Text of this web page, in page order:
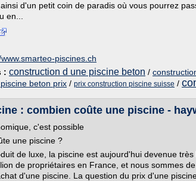
d'un petit coin de paradis où vous pourrez
en...
piscines.ch
: construction d une piscine beton /
beton prix / prix construction piscine suisse /
: combien coûte une piscine -
c'est possible
une piscine ?
de luxe, la piscine est aujourd'hui devenue
de propriétaires en France, et nous sommes
d'une piscine. La question du prix d'une